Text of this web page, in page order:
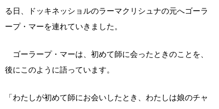
る日、ドッキネッショルのラーマクリシュナの元へゴーラ
ープ・マーを連れていきました。
ゴーラープ・マーは、初めて師に会ったときのことを、
後にこのように語っています。
「わたしが初めて師にお会いしたとき、わたしは娘のチャ